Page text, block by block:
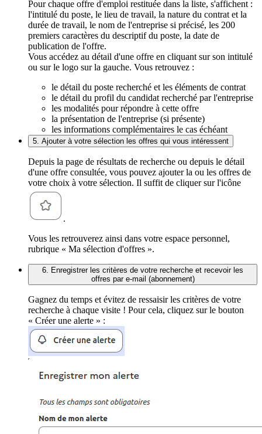
Pour chaque offre d'emploi restituée dans la liste, s'affichent :
l'intitulé du poste, le lieu de travail, la nature du contrat et la
durée de travail, le nom de l'entreprise si précisé, les 200
premiers caractères du descriptif du poste, la date de
publication de l'offre.
Vous accédez au détail d'une offre en cliquant sur son intitulé
ou sur le logo sur la gauche. Vous retrouvez :
le détail du poste recherché et les éléments de contrat
le détail du profil du candidat recherché par l'entreprise
les modalités pour répondre à cette offre
la présentation de l'entreprise (si présente)
les informations complémentaires le cas échéant
5. Ajouter à votre sélection les offres qui vous intéressent
Depuis la page de résultats de recherche ou depuis le détail
d'une offre consultée, vous pouvez ajouter la ou les offres de
votre choix à votre sélection. Il suffit de cliquer sur l'icône
.
Vous les retrouverez ainsi dans votre espace personnel,
rubrique « Ma sélection d'offres ».
6. Enregistrer les critères de votre recherche et recevoir les
offres par e-mail (abonnement)
Gagnez du temps et évitez de ressaisir les critères de votre
recherche à chaque visite ! Pour cela, cliquez sur le bouton
« Créer une alerte » :